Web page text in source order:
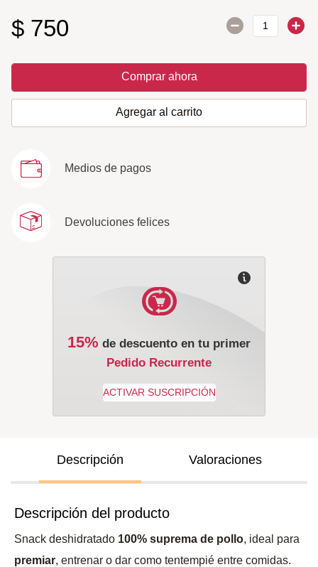
$ 750
Comprar ahora
Agregar al carrito
Medios de pagos
Devoluciones felices
15% de descuento en tu primer
Pedido Recurrente
Descripción Valoraciones
Descripción del producto
Snack deshidratado 100% suprema de pollo, ideal para
premiar, entrenar o dar como tentempié entre comidas.